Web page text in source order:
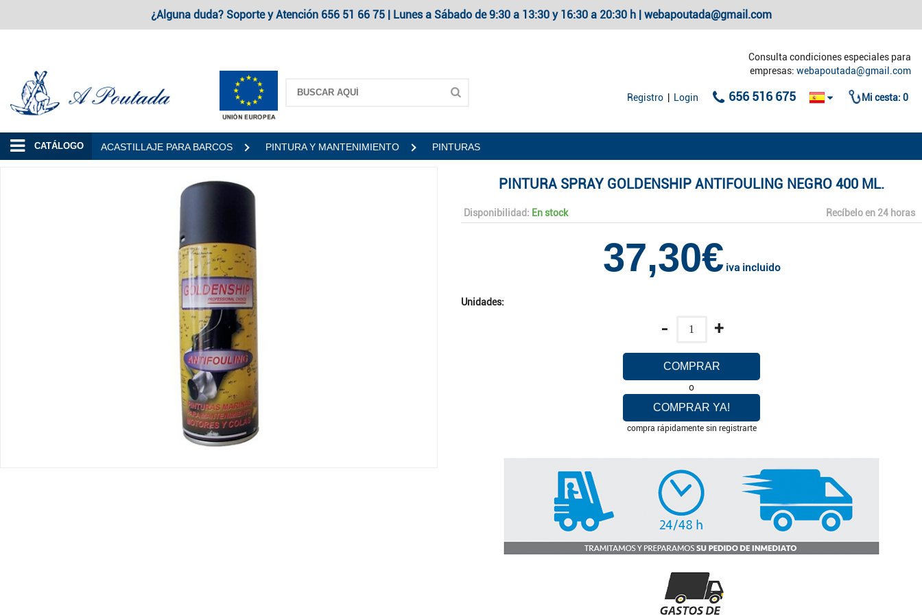
¿Alguna duda? Soporte y Atención 656 51 66 75 | Lunes a Sábado de 9:30 a 13:30 y 16:30 a 20:30 h | webapoutada@gmail.com
Consulta condiciones especiales para
empresas: webapoutada@gmail.com
Registro Login 656 516 675 Mi cesta: 0
CATÁLOGO ACASTILLAJE PARA BARCOS PINTURA Y MANTENIMIENTO PINTURAS
PINTURA SPRAY GOLDENSHIP ANTIFOULING NEGRO 400 ML.
Disponibilidad: En stock Recíbelo en 24 horas
37,30€ iva incluido
Unidades:
- +
COMPRAR
o
COMPRAR YA!
compra rápidamente sin registrarte